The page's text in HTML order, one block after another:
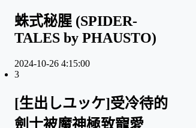
蛛式秘腥 (SPIDER-
TALES by PHAUSTO)
2024-10-26 4:15:00
3
[生出しユッケ]受冷待的
劍士被魔神極致寵愛